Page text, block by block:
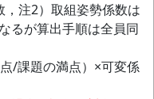
注2）取組姿勢係数は
るが算出手順は全員同
/課題の満点）×可変係